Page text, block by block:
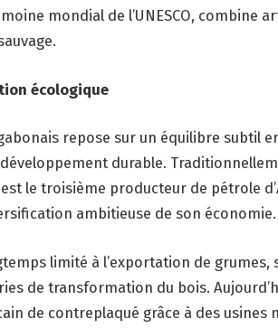
mondial de l’UNESCO, combine
écologique
repose sur un équilibre subtil
durable.
le troisième producteur de pétrole
ambitieuse de son économie.
limité à l’exportation de grumes,
de transformation du bois.
de contreplaqué grâce à des usines